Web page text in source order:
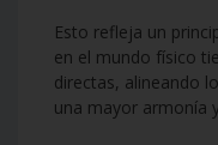
Esto refleja un
en el mundo físico
directas, alineando
una mayor armonía